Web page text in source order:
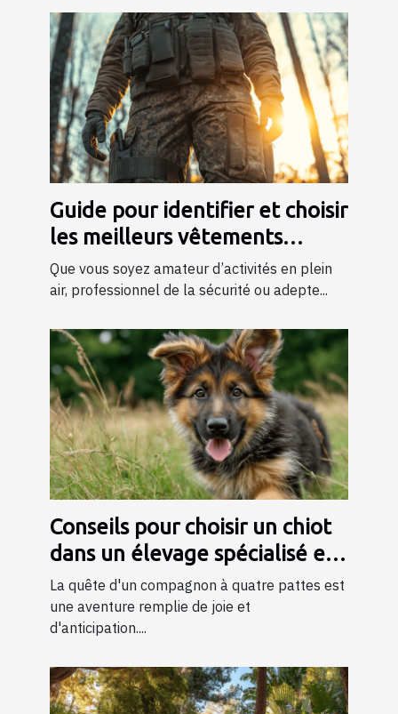
Guide pour identifier et choisir
les meilleurs vêtements
tactiques
Que vous soyez amateur d’activités en plein
air, professionnel de la sécurité ou adepte...
Conseils pour choisir un chiot
dans un élevage spécialisé en
bergers
La quête d'un compagnon à quatre pattes est
une aventure remplie de joie et
d'anticipation....